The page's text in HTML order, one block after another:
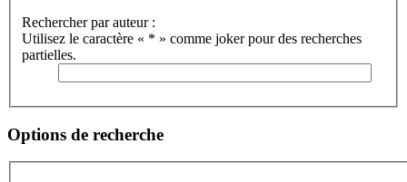
Rechercher par auteur :
Utilisez le caractère « * » comme joker pour des recherches
partielles.
Options de recherche